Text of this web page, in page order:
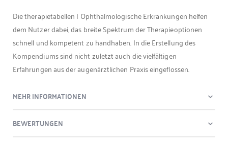
Die therapietabellen | Ophthalmologische Erkrankungen helfen
dem Nutzer dabei, das breite Spektrum der Therapieoptionen
schnell und kompetent zu handhaben. In die Erstellung des
Kompendiums sind nicht zuletzt auch die vielfältigen
Erfahrungen aus der augenärztlichen Praxis eingeflossen.
MEHR INFORMATIONEN
BEWERTUNGEN